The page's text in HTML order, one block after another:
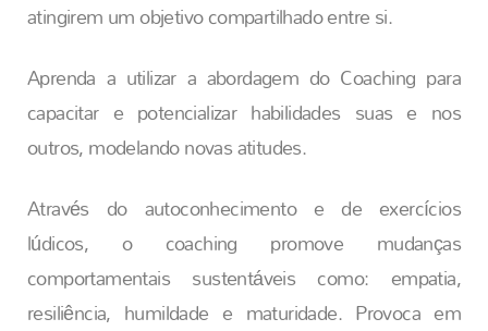
atingirem um objetivo compartilhado entre si.
Aprenda a utilizar a abordagem do Coaching para
capacitar e potencializar habilidades suas e nos
outros, modelando novas atitudes.
Através do autoconhecimento e de exercícios
lúdicos, o coaching promove mudanças
comportamentais sustentáveis como: empatia,
resiliência, humildade e maturidade. Provoca em